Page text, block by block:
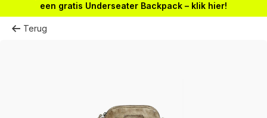
een gratis Underseater Backpack – klik hier!
Terug